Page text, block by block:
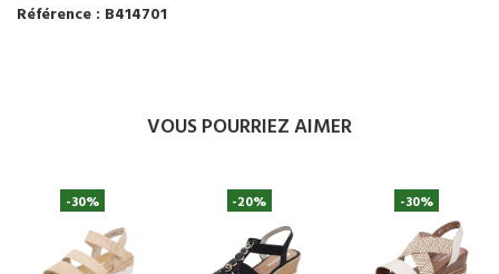
Référence : B414701
VOUS POURRIEZ AIMER
-30% -20% -30%